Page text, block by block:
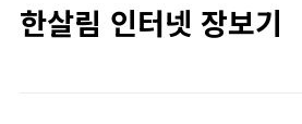
한살림 인터넷 장보기